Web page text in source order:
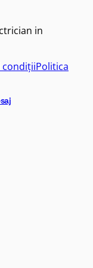
in
condițiiPolitica